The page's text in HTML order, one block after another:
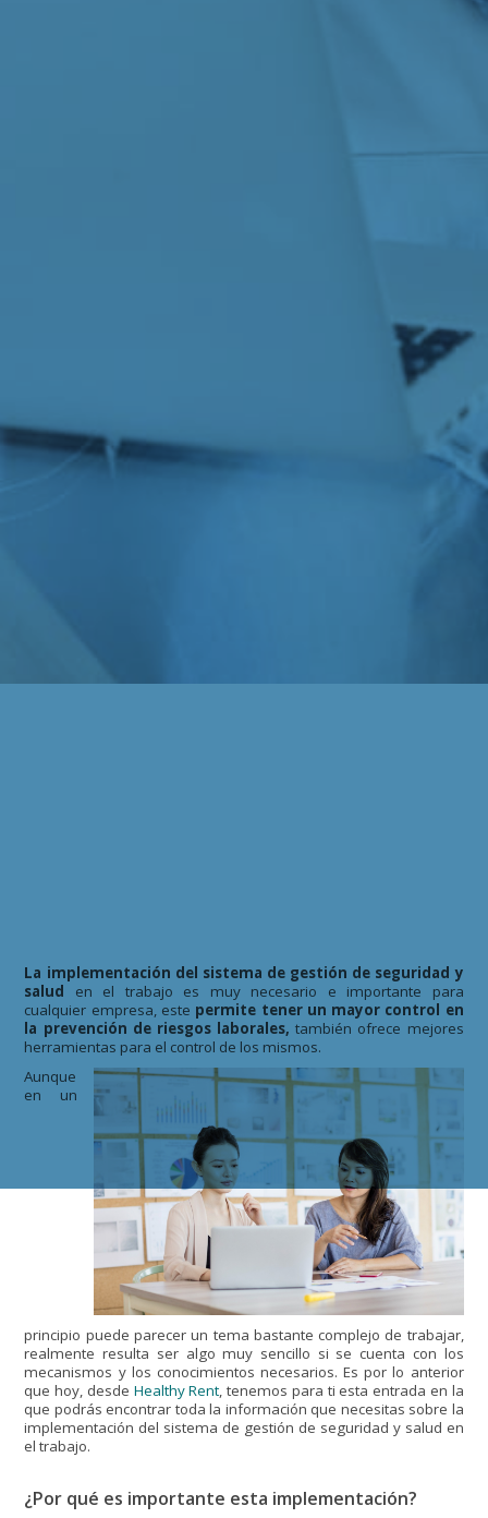
La implementación del sistema de gestión de seguridad y
salud en el trabajo es muy necesario e importante para
cualquier empresa, este permite tener un mayor control en
la prevención de riesgos laborales, también ofrece mejores
herramientas para el control de los mismos.
Aunque
en un
principio puede parecer un tema bastante complejo de trabajar,
realmente resulta ser algo muy sencillo si se cuenta con los
mecanismos y los conocimientos necesarios. Es por lo anterior
que hoy, desde Healthy Rent, tenemos para ti esta entrada en la
que podrás encontrar toda la información que necesitas sobre la
implementación del sistema de gestión de seguridad y salud en
el trabajo.
¿Por qué es importante esta implementación?